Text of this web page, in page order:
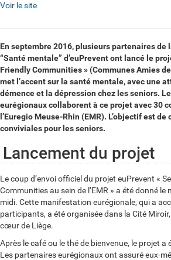
Voir le site
En septembre 2016, plusieurs partenaires de
“Santé mentale” d’euPrevent ont lancé le
Friendly Communities » (Communes Amies
met l’accent sur la santé mentale, avec une
démence et la dépression chez les seniors.
eurégionaux collaborent à ce projet avec 30
l’Euregio Meuse-Rhin (EMR). L’objectif est
conviviales pour les seniors.
Lancement du projet
Le coup d’envoi officiel du projet euPrevent «
Communities au sein de l’EMR » a été donné
midi. Cette manifestation eurégionale, qui a
participants, a été organisée dans la Cité
cœur de Liège.
Après le café ou le thé de bienvenue, le projet a
Les partenaires eurégionaux ont assuré eux-